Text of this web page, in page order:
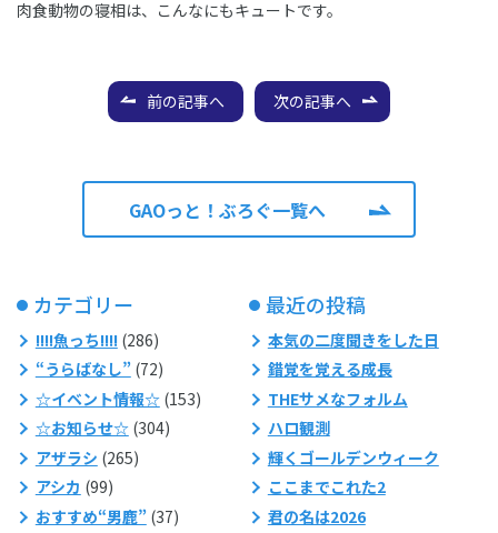
肉食動物の寝相は、こんなにもキュートです。
前の記事へ 次の記事へ
GAOっと！ぶろぐ一覧へ
カテゴリー
!!!!魚っち!!!!(286)
“うらばなし”(72)
☆イベント情報☆(153)
☆お知らせ☆(304)
アザラシ (265)
アシカ (99)
おすすめ“男鹿”(37)
最近の投稿
本気の二度聞きをした日
錯覚を覚える成長
THEサメなフォルム
ハロ観測
輝くゴールデンウィーク
ここまでこれた2
君の名は2026